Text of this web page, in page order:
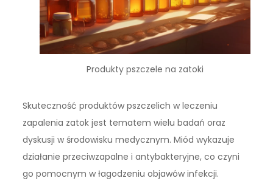
Produkty pszczele na zatoki
Skuteczność produktów pszczelich w leczeniu
zapalenia zatok jest tematem wielu badań oraz
dyskusji w środowisku medycznym. Miód wykazuje
działanie przeciwzapalne i antybakteryjne, co czyni
go pomocnym w łagodzeniu objawów infekcji.